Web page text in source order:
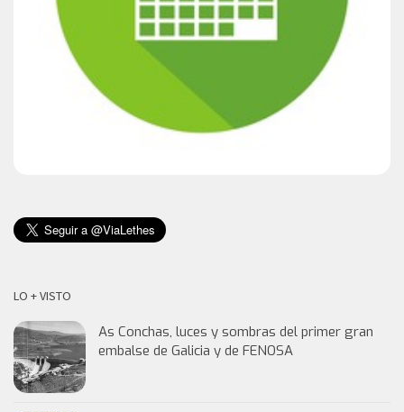
LO + VISTO
As Conchas, luces y sombras del primer gran
embalse de Galicia y de FENOSA